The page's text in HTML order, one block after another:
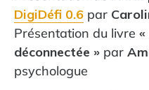
DigiDéfi 0.6 par
Présentation du livre
déconnectée » par
psychologue